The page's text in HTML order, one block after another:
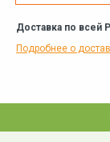
Доставка по всей
Подробнее о